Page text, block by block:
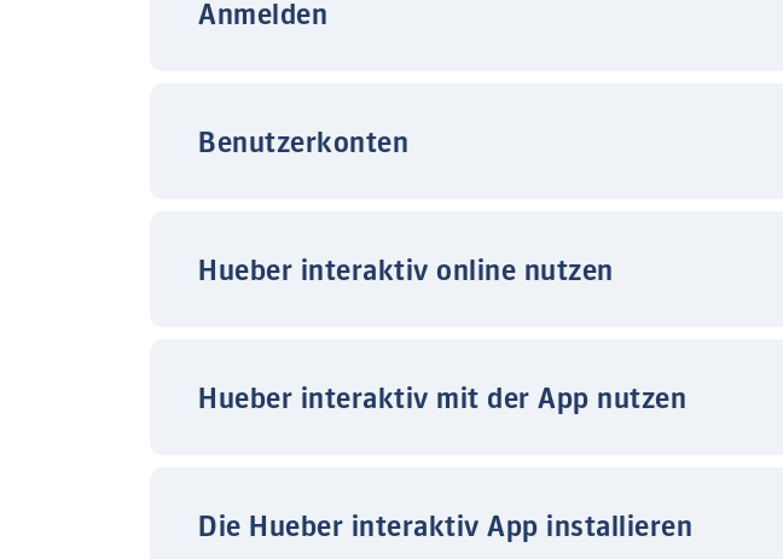
Anmelden
Benutzerkonten
Hueber interaktiv online nutzen
Hueber interaktiv mit der App nutzen
Die Hueber interaktiv App installieren